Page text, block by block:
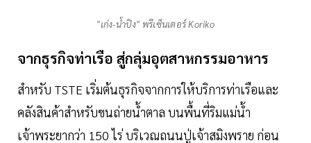
"เก่ง-น้ำปิง" พรีเซ็นเตอร์ Koriko
จากธุรกิจท่าเรือ สู่กลุ่มอุตสาหกรรมอาหาร
สำหรับ TSTE เริ่มต้นธุรกิจจากการให้บริการท่าเรือและ
คลังสินค้าสำหรับขนถ่ายน้ำตาล บนพื้นที่ริมแม่น้ำ
เจ้าพระยากว่า 150 ไร่ บริเวณถนนปู่เจ้าสมิงพราย ก่อน